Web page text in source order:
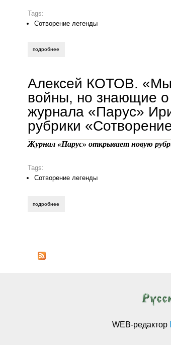
Tags:
Сотворение легенды
подробнее
Алексей КОТОВ.
войны, но знающие о
журнала «Парус»
рубрики
Журнал «Парус» открывает новую
Tags:
Сотворение легенды
подробнее
Страницы
WEB-редактор